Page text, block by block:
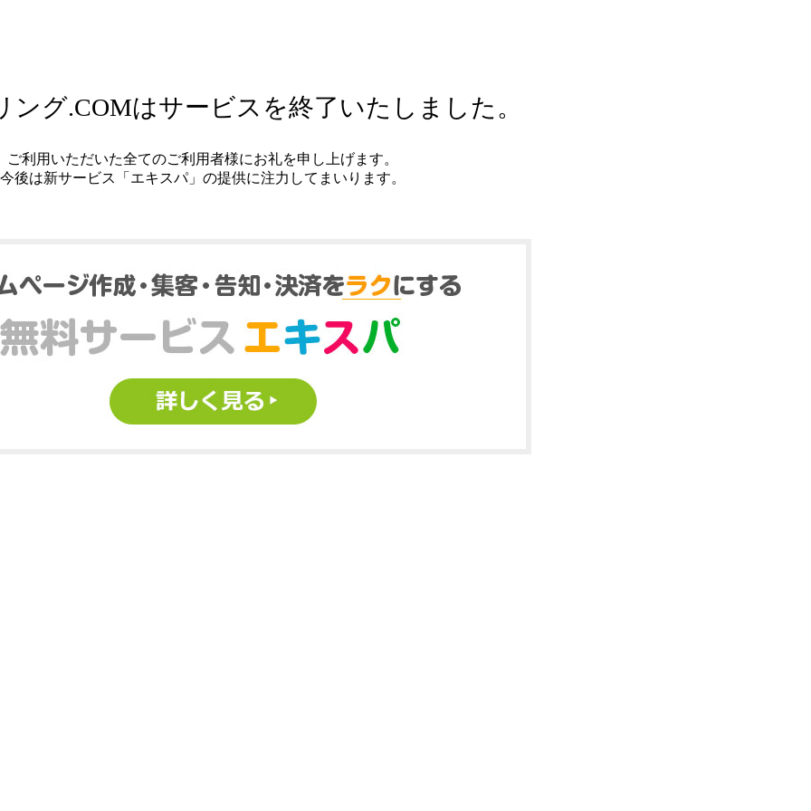
ング.COMはサービスを終了いたしました。
ご利用いただいた全てのご利用者様にお礼を申し上げます。
今後は新サービス「エキスパ」の提供に注力してまいります。